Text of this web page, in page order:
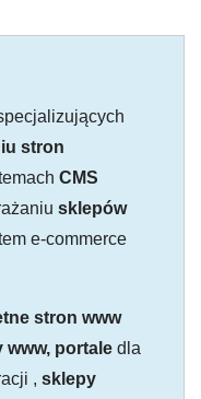
stron
CMS
sklepów
e-commerce
stron www
www, portale dla
, sklepy